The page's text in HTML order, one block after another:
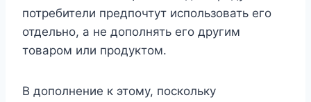
потребители предпочтут использовать его
отдельно, а не дополнять его другим
товаром или продуктом.
В дополнение к этому, поскольку